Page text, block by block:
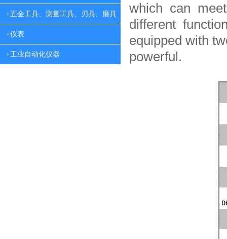
五金工具、测量工具、刃具、磨具
仪表
工业自动化仪器
which can
different
equipped with
powerful.